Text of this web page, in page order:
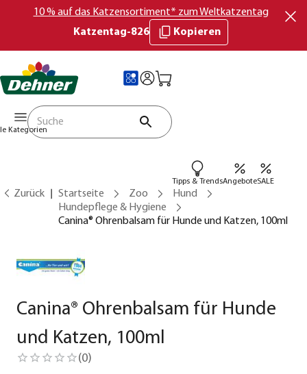
10 % auf das Katzensortiment* zum Weltkatzentag
Katzentag-826
Kopieren
Kategorien
Tipps & TrendsAngeboteSALE
Zurück Startseite Zoo
Hund
Hundepflege & Hygiene
Canina® Ohrenbalsam für Hunde und Katzen, 100ml
Canina® Ohrenbalsam für Hunde
und Katzen, 100ml
(0)